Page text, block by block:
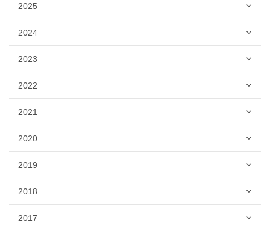
2025
2024
2023
2022
2021
2020
2019
2018
2017